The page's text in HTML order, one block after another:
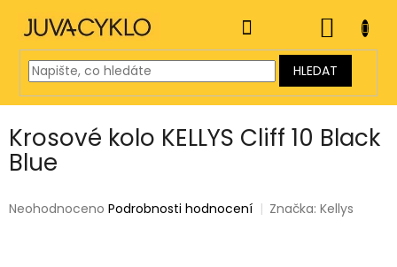
obsah
HLEDAT
KOŠÍK
Krosové kolo KELLYS Cliff 10 Black
Blue
Průměrné
Neohodnoceno Podrobnosti hodnocení Značka:Kellys